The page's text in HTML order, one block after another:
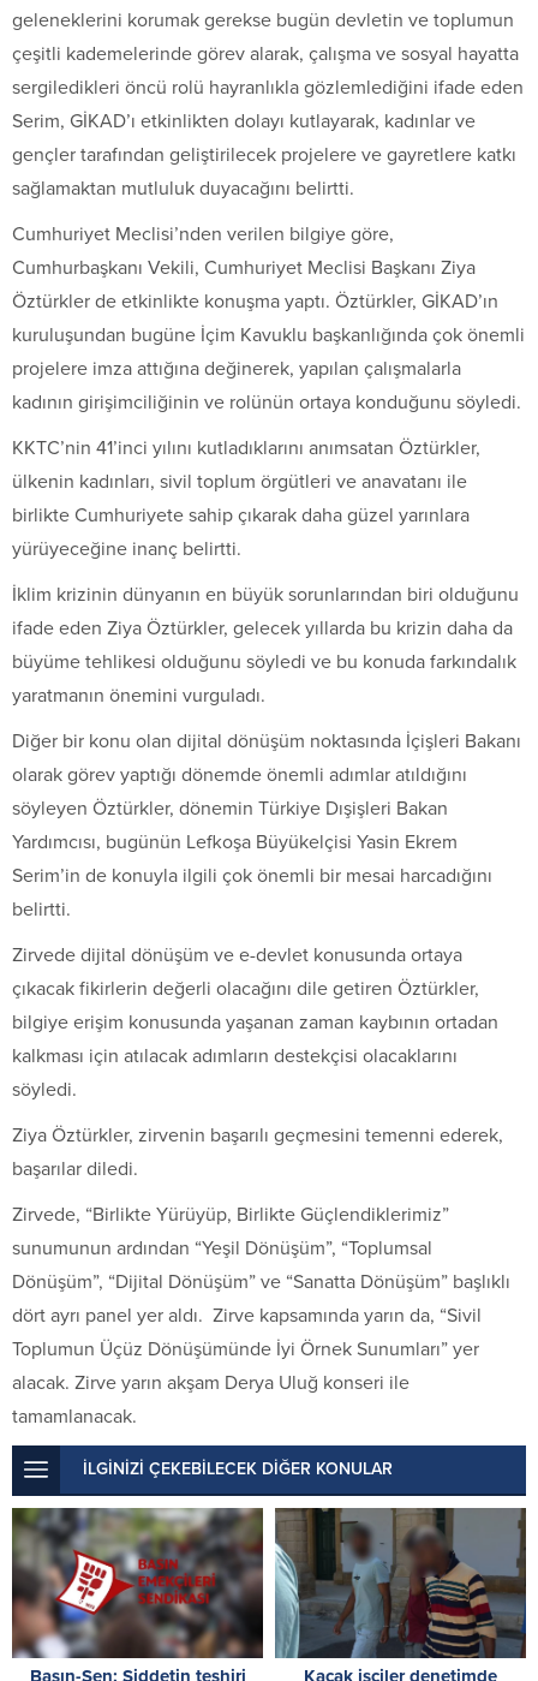
geleneklerini korumak gerekse bugün devletin ve toplumun
çeşitli kademelerinde görev alarak, çalışma ve sosyal hayatta
sergiledikleri öncü rolü hayranlıkla gözlemlediğini ifade eden
Serim, GİKAD’ı etkinlikten dolayı kutlayarak, kadınlar ve
gençler tarafından geliştirilecek projelere ve gayretlere katkı
sağlamaktan mutluluk duyacağını belirtti.
Cumhuriyet Meclisi’nden verilen bilgiye göre,
Cumhurbaşkanı Vekili, Cumhuriyet Meclisi Başkanı Ziya
Öztürkler de etkinlikte konuşma yaptı. Öztürkler, GİKAD’ın
kuruluşundan bugüne İçim Kavuklu başkanlığında çok önemli
projelere imza attığına değinerek, yapılan çalışmalarla
kadının girişimciliğinin ve rolünün ortaya konduğunu söyledi.
KKTC’nin 41’inci yılını kutladıklarını anımsatan Öztürkler,
ülkenin kadınları, sivil toplum örgütleri ve anavatanı ile
birlikte Cumhuriyete sahip çıkarak daha güzel yarınlara
yürüyeceğine inanç belirtti.
İklim krizinin dünyanın en büyük sorunlarından biri olduğunu
ifade eden Ziya Öztürkler, gelecek yıllarda bu krizin daha da
büyüme tehlikesi olduğunu söyledi ve bu konuda farkındalık
yaratmanın önemini vurguladı.
Diğer bir konu olan dijital dönüşüm noktasında İçişleri Bakanı
olarak görev yaptığı dönemde önemli adımlar atıldığını
söyleyen Öztürkler, dönemin Türkiye Dışişleri Bakan
Yardımcısı, bugünün Lefkoşa Büyükelçisi Yasin Ekrem
Serim’in de konuyla ilgili çok önemli bir mesai harcadığını
belirtti.
Zirvede dijital dönüşüm ve e-devlet konusunda ortaya
çıkacak fikirlerin değerli olacağını dile getiren Öztürkler,
bilgiye erişim konusunda yaşanan zaman kaybının ortadan
kalkması için atılacak adımların destekçisi olacaklarını
söyledi.
Ziya Öztürkler, zirvenin başarılı geçmesini temenni ederek,
başarılar diledi.
Zirvede, “Birlikte Yürüyüp, Birlikte Güçlendiklerimiz”
sunumunun ardından “Yeşil Dönüşüm”, “Toplumsal
Dönüşüm”, “Dijital Dönüşüm” ve “Sanatta Dönüşüm” başlıklı
dört ayrı panel yer aldı. Zirve kapsamında yarın da, “Sivil
Toplumun Üçüz Dönüşümünde İyi Örnek Sunumları” yer
alacak. Zirve yarın akşam Derya Uluğ konseri ile
tamamlanacak.
İLGİNİZİ ÇEKEBİLECEK DİĞER KONULAR
Basın-Sen: Şiddetin teşhiri
Kaçak işçiler denetimde